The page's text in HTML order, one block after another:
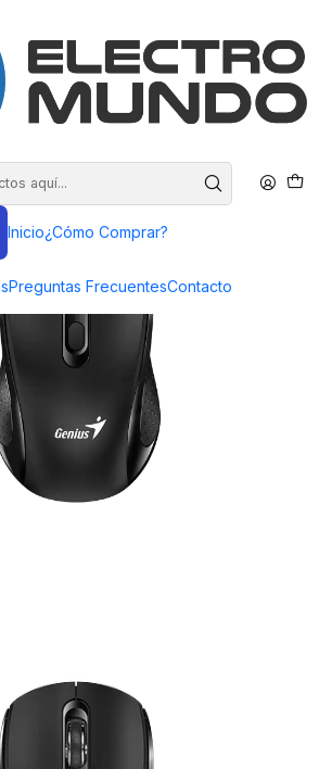
Inicio¿Cómo Comprar?
Preguntas FrecuentesContacto
HASTA EN 3 CUOTAS SIN INTERES
Mouse
Copilot BK NX-8025S